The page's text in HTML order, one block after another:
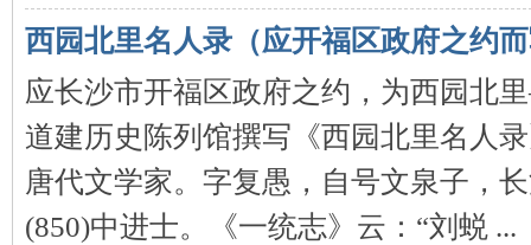
西园北里名人录（应开福区政府之约
应长沙市开福区政府之约，为西园北
道建历史陈列馆撰写《西园北里名人
唐代文学家。字复愚，自号文泉子，
(850)中进士。《一统志》云：“刘蜕 ...